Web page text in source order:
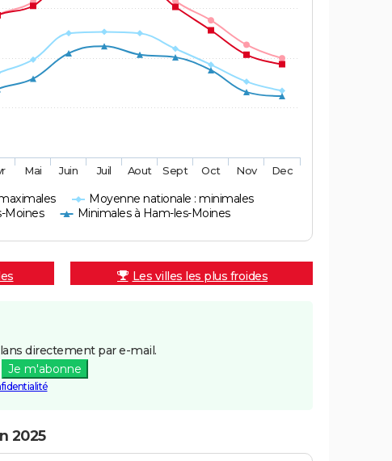
Moyenne nationale : minimales
Moines
Minimales à Ham-les-Moines
Mai Juin Juil Aout Sept Oct Nov Dec
Les villes les plus froides
directement par e-mail.
Je m'abonne
2025